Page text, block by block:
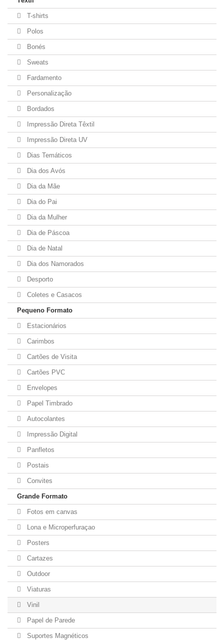
T-shirts
Polos
Bonés
Sweats
Fardamento
Personalização
Bordados
Impressão Direta Têxtil
Impressão Direta UV
Dias Temáticos
Dia dos Avós
Dia da Mãe
Dia do Pai
Dia da Mulher
Dia de Páscoa
Dia de Natal
Dia dos Namorados
Desporto
Coletes e Casacos
Pequeno Formato
Estacionários
Carimbos
Cartões de Visita
Cartões PVC
Envelopes
Papel Timbrado
Autocolantes
Impressão Digital
Panfletos
Postais
Convites
Grande Formato
Fotos em canvas
Lona e Microperfuraçao
Posters
Cartazes
Outdoor
Viaturas
Vinil
Papel de Parede
Suportes Magnéticos